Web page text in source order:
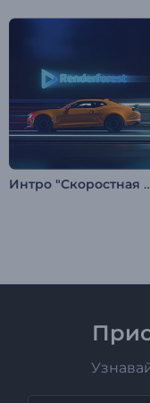
Интро